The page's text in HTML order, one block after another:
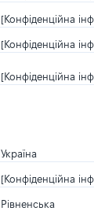
[Конфіденційна
[Конфіденційна
[Конфіденційна
Україна
[Конфіденційна
Рівненська